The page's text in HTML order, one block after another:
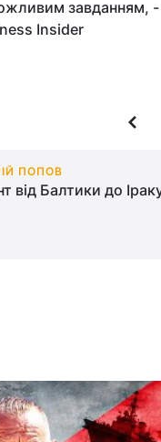
завданням, -
Insider
ПОПОВ
від Балтики до